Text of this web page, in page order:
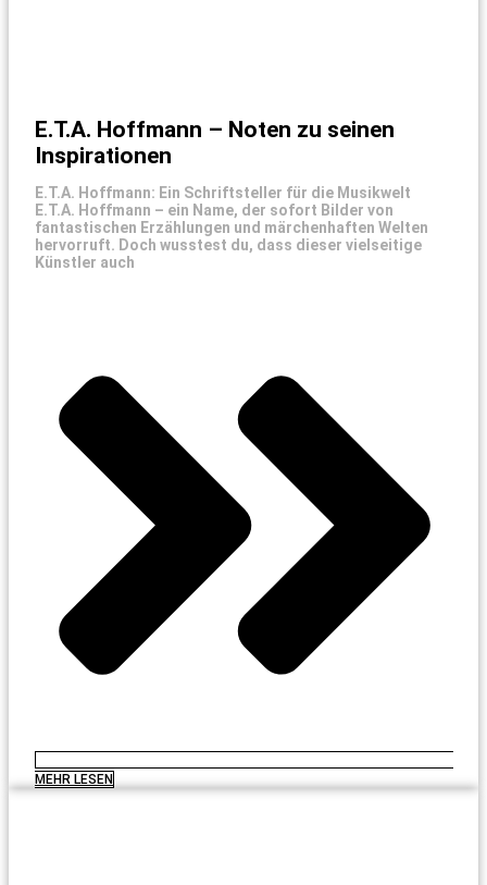
E.T.A. Hoffmann – Noten zu seinen
Inspirationen
E.T.A. Hoffmann: Ein Schriftsteller für die Musikwelt
E.T.A. Hoffmann – ein Name, der sofort Bilder von
fantastischen Erzählungen und märchenhaften Welten
hervorruft. Doch wusstest du, dass dieser vielseitige
Künstler auch
MEHR LESEN